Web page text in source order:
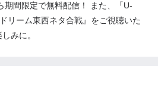
期間限定で無料配信！ また、「U-
リーム東西ネタ合戦』をご視聴いた
みに。